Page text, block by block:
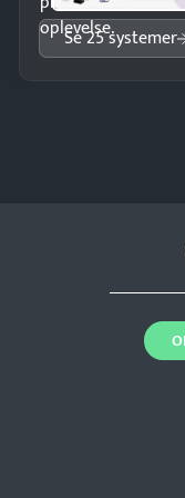
oplevelse.
Se 25 systemer